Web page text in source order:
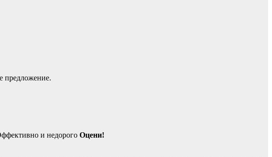
предложение.
Оцени!